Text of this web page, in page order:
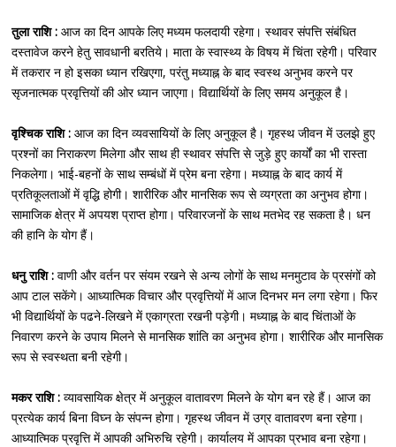
तुला राशि : आज का दिन आपके लिए मध्यम फलदायी रहेगा। स्थावर संपत्ति संबंधित
दस्तावेज करने हेतु सावधानी बरतिये। माता के स्वास्थ्य के विषय में चिंता रहेगी। परिवार
में तकरार न हो इसका ध्यान रखिएगा, परंतु मध्याह्न के बाद स्वस्थ अनुभव करने पर
सृजनात्मक प्रवृत्तियों की ओर ध्यान जाएगा। विद्यार्थियों के लिए समय अनुकूल है।
वृश्चिक राशि : आज का दिन व्यवसायियों के लिए अनुकूल है। गृहस्थ जीवन में उलझे हुए
प्रश्नों का निराकरण मिलेगा और साथ ही स्थावर संपत्ति से जुड़े हुए कार्यों का भी रास्ता
निकलेगा। भाई-बहनों के साथ सम्बंधों में प्रेम बना रहेगा। मध्याह्न के बाद कार्य में
प्रतिकूलताओं में वृद्धि होगी। शारीरिक और मानसिक रूप से व्यग्रता का अनुभव होगा।
सामाजिक क्षेत्र में अपयश प्राप्त होगा। परिवारजनों के साथ मतभेद रह सकता है। धन
की हानि के योग हैं।
धनु राशि : वाणी और वर्तन पर संयम रखने से अन्य लोगों के साथ मनमुटाव के प्रसंगों को
आप टाल सकेंगे। आध्यात्मिक विचार और प्रवृत्तियों में आज दिनभर मन लगा रहेगा। फिर
भी विद्यार्थियों के पढने-लिखने में एकाग्रता रखनी पड़ेगी। मध्याह्न के बाद चिंताओं के
निवारण करने के उपाय मिलने से मानसिक शांति का अनुभव होगा। शारीरिक और मानसिक
रूप से स्वस्थता बनी रहेगी।
मकर राशि : व्यावसायिक क्षेत्र में अनुकूल वातावरण मिलने के योग बन रहे हैं। आज का
प्रत्येक कार्य बिना विघ्न के संपन्न होगा। गृहस्थ जीवन में उग्र वातावरण बना रहेगा।
आध्यात्मिक प्रवृत्ति में आपकी अभिरुचि रहेगी। कार्यालय में आपका प्रभाव बना रहेगा।